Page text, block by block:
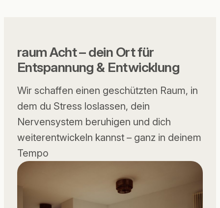
raum Acht – dein Ort für
Entspannung & Entwicklung
Wir schaffen einen geschützten Raum, in
dem du Stress loslassen, dein
Nervensystem beruhigen und dich
weiterentwickeln kannst – ganz in deinem
Tempo